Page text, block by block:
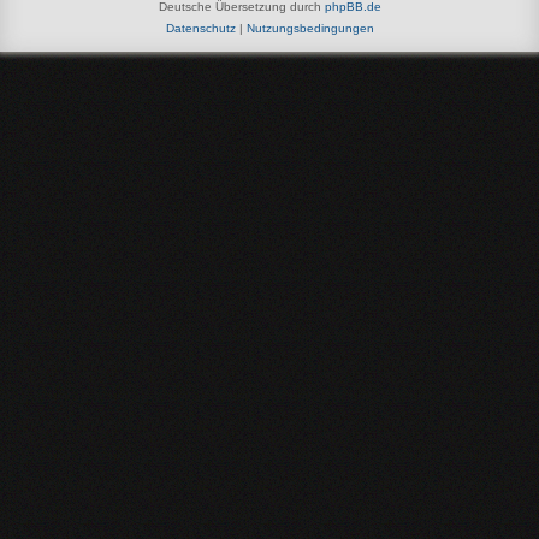
Deutsche Übersetzung durch phpBB.de
Datenschutz| Nutzungsbedingungen